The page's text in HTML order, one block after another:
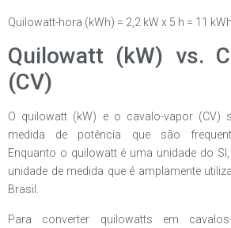
Quilowatt-hora (kWh) = 2,2 kW x 5 h = 11 kWh
Quilowatt (kW) vs.
(CV)
O quilowatt (kW) e o cavalo-vapor (CV)
medida de potência que são
Enquanto o quilowatt é uma unidade do
unidade de medida que é amplamente
Brasil.
Para converter quilowatts em